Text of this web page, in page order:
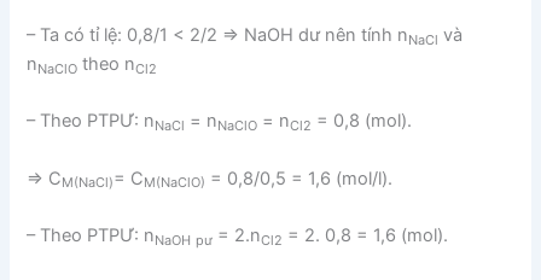
– Ta có tỉ lệ: 0,8/1 < 2/2 ⇒ NaOH dư nên tính nNaCl và
nNaClO theo nCl2
– Theo PTPƯ: nNaCl = nNaClO = nCl2 = 0,8 (mol).
⇒ CM(NaCl)= CM(NaClO) = 0,8/0,5 = 1,6 (mol/l).
– Theo PTPƯ: nNaOH pư = 2.nCl2 = 2. 0,8 = 1,6 (mol).